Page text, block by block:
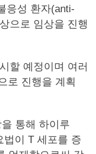
응성 환자(anti-
으로 임상을 진행
할 예정이며 여러
로 진행을 계획
통해 하이루
법이 T 세포를 증